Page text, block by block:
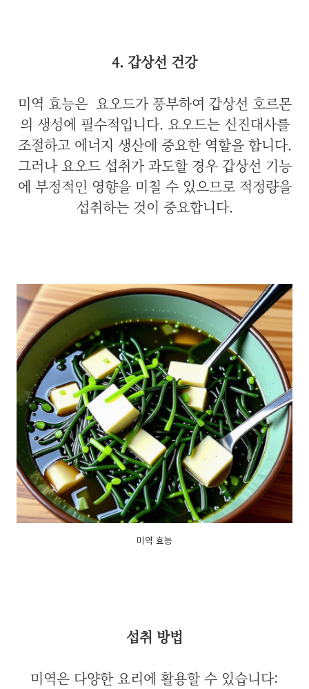
4. 갑상선 건강
미역 효능은요오드가 풍부하여 갑상선 호르몬
의 생성에 필수적입니다. 요오드는 신진대사를
조절하고 에너지 생산에 중요한 역할을 합니다.
그러나 요오드 섭취가 과도할 경우 갑상선 기능
에 부정적인 영향을 미칠 수 있으므로 적정량을
섭취하는 것이 중요합니다.
미역 효능
섭취 방법
미역은 다양한 요리에 활용할 수 있습니다: